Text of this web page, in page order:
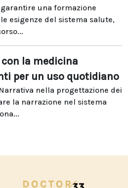
una formazione
esigenze del sistema salute,
la medicina
per un uso quotidiano
nella progettazione dei
la narrazione nel sistema